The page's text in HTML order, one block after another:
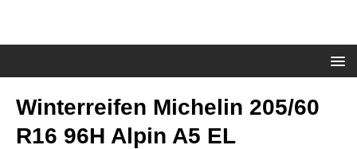
Winterreifen Michelin 205/60
R16 96H Alpin A5 EL